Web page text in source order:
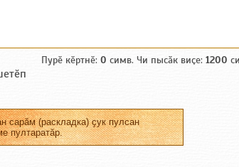
Пурӗ кӗртнӗ: 0 симв. Чи пысӑк виҫе: 1200
сарӑм (раскладка) ҫук пулсан
пултаратӑр.